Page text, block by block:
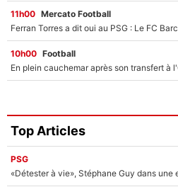
11h00 Mercato Football
10h00 Football
Top Articles
PSG
«Détester à vie», Stéphane Guy dans une